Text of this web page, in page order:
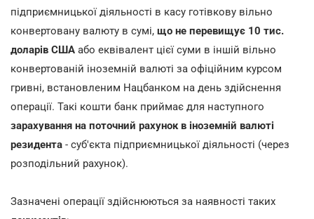
підприємницької діяльності в касу готівкову вільно
конвертовану валюту в сумі, що не перевищує 10 тис.
доларів США або еквівалент цієї суми в іншій вільно
конвертованій іноземній валюті за офіційним курсом
гривні, встановленим Нацбанком на день здійснення
операції. Такі кошти банк приймає для наступного
зарахування на поточний рахунок в іноземній валюті
резидента - суб'єкта підприємницької діяльності (через
розподільний рахунок).
Зазначені операції здійснюються за наявності таких